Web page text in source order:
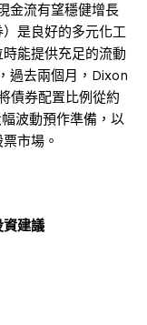
金流有望穩健增長
是良好的多元化工
能提供充足的流動
過去兩個月，Dixon
券配置比例從約
波動預作準備，以
市場。
資建議